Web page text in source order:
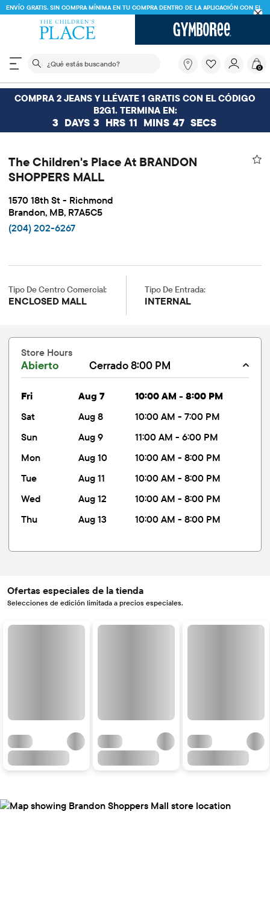
ENVÍO GRATIS. SIN COMPRA MÍNIMA EN TU COMPRA DENTRO DE LA APLICACIÓN CON EL
CÓDIGO
El siguiente campo de búsqueda filtra las
buscando?
0
COMPRA 2 JEANS Y LLÉVATE 1 GRATIS CON EL CÓDIGO
B2G1. TERMINA EN:
3 DAYS 3 HRS 11 MINS 47 SECS
The Children's Place At BRANDON
SHOPPERS MALL
1570 18th St - Richmond
Brandon, MB, R7A5C5
(204) 202-6267
Tipo De Centro Comercial:
ENCLOSED MALL
Tipo De Entrada:
INTERNAL
Store Hours
Abierto Cerrado 8:00 PM
fri Aug 7
10:00 AM - 8:00 PM
sat
Aug 8
10:00 AM - 7:00 PM
sun
Aug 9
11:00 AM - 6:00 PM
mon
Aug 10
10:00 AM - 8:00 PM
tue
Aug 11
10:00 AM - 8:00 PM
wed
Aug 12
10:00 AM - 8:00 PM
thu
Aug 13 10:00 AM - 8:00 PM
Ofertas especiales de la tienda
Selecciones de edición limitada a precios especiales.